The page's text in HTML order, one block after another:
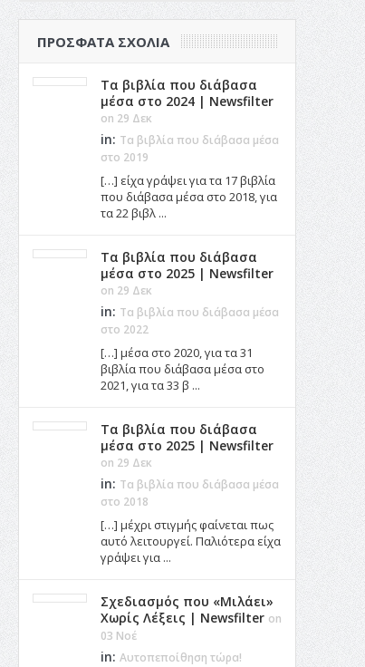
ΠΡΌΣΦΑΤΑ ΣΧΌΛΙΑ
Τα βιβλία που διάβασα
μέσα στο 2024 | Newsfilter
on 29 Δεκ
in: Τα βιβλία που διάβασα μέσα
στο 2019
[…] είχα γράψει για τα 17 βιβλία
που διάβασα μέσα στο 2018, για
τα 22 βιβλ ...
Τα βιβλία που διάβασα
μέσα στο 2025 | Newsfilter
on 29 Δεκ
in: Τα βιβλία που διάβασα μέσα
στο 2022
[…] μέσα στο 2020, για τα 31
βιβλία που διάβασα μέσα στο
2021, για τα 33 β ...
Τα βιβλία που διάβασα
μέσα στο 2025 | Newsfilter
on 29 Δεκ
in: Τα βιβλία που διάβασα μέσα
στο 2018
[…] μέχρι στιγμής φαίνεται πως
αυτό λειτουργεί. Παλιότερα είχα
γράψει για ...
Σχεδιασμός που «Μιλάει»
Χωρίς Λέξεις | Newsfilter on
03 Νοέ
in: Αυτοπεποίθηση τώρα!